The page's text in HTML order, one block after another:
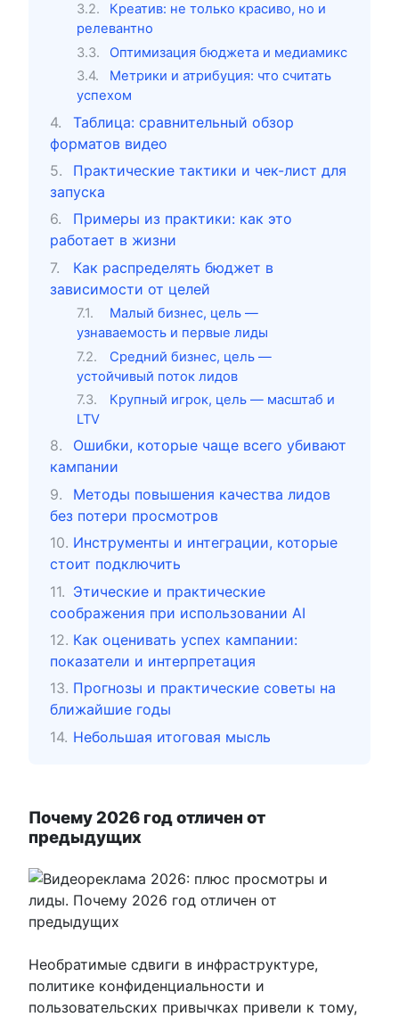
Креатив: не только красиво, но и
релевантно
Оптимизация бюджета и медиамикс
Метрики и атрибуция: что считать
успехом
Таблица: сравнительный обзор
форматов видео
Практические тактики и чек-лист для
запуска
Примеры из практики: как это
работает в жизни
Как распределять бюджет в
зависимости от целей
Малый бизнес, цель —
узнаваемость и первые лиды
Средний бизнес, цель —
устойчивый поток лидов
Крупный игрок, цель — масштаб и
LTV
Ошибки, которые чаще всего убивают
кампании
Методы повышения качества лидов
без потери просмотров
Инструменты и интеграции, которые
стоит подключить
Этические и практические
соображения при использовании AI
Как оценивать успех кампании:
показатели и интерпретация
Прогнозы и практические советы на
ближайшие годы
Небольшая итоговая мысль
Почему 2026 год отличен от
предыдущих
Необратимые сдвиги в инфраструктуре,
политике конфиденциальности и
пользовательских привычках привели к тому,